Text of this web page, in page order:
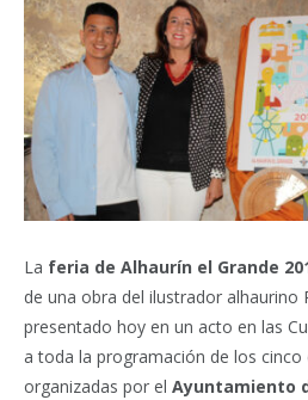
La feria de Alhaurín el Grande
de una obra del ilustrador alhaurino
presentado hoy en un acto en las
a toda la programación de los cinco
organizadas por el Ayuntamiento